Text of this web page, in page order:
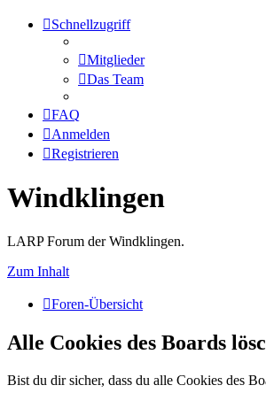
Schnellzugriff
Mitglieder
Das Team
FAQ
Anmelden
Registrieren
Windklingen
LARP Forum der Windklingen.
Zum Inhalt
Foren-Übersicht
Alle Cookies des Boards
Bist du dir sicher, dass du alle Cookies des